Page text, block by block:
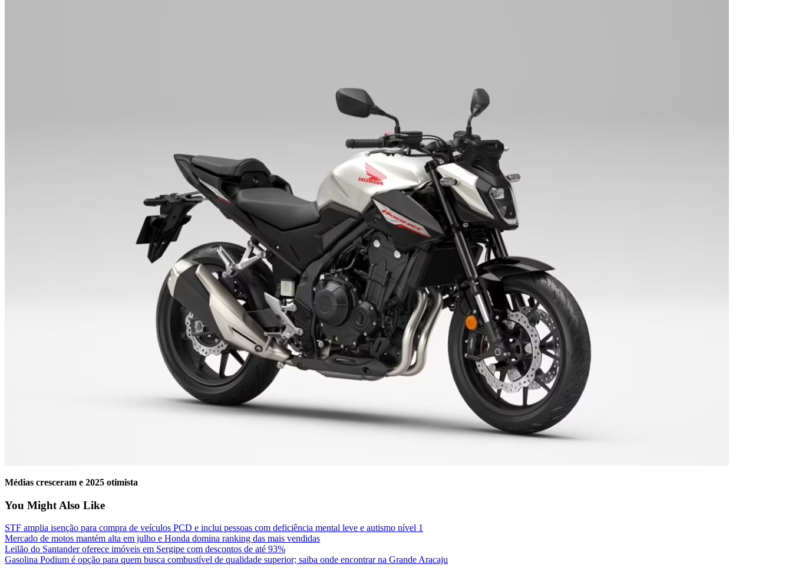
Médias cresceram e 2025 otimista
You Might Also Like
STF amplia isenção para compra de veículos PCD e inclui pessoas com deficiência mental leve e autismo nível 1
Mercado de motos mantém alta em julho e Honda domina ranking das mais vendidas
Leilão do Santander oferece imóveis em Sergipe com descontos de até 93%
Gasolina Podium é opção para quem busca combustível de qualidade superior; saiba onde encontrar na Grande Aracaju